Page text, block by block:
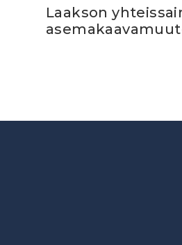
Laakson